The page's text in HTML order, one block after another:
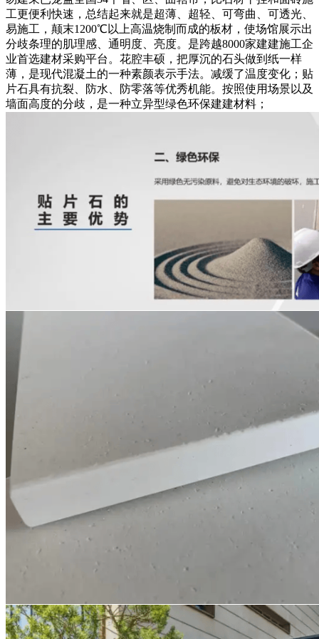
工更便利快速，总结起来就是超薄、超轻、可弯曲、可透光、
易施工，颠末1200℃以上高温烧制而成的板材，使场馆展示出
分歧条理的肌理感、通明度、亮度。是跨越8000家建建施工企
业首选建材采购平台。花腔丰硕，把厚沉的石头做到纸一样
薄，是现代混凝土的一种素颜表示手法。减缓了温度变化；贴
片石具有抗裂、防水、防零落等优秀机能。按照使用场景以及
墙面高度的分歧，是一种立异型绿色环保建建材料；